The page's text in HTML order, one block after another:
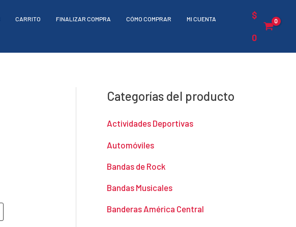
CARRITO FINALIZAR COMPRA CÓMO COMPRAR MI CUENTA $
0
Categorías del producto
Actividades Deportivas
Automóviles
Bandas de Rock
Bandas Musicales
Banderas América Central